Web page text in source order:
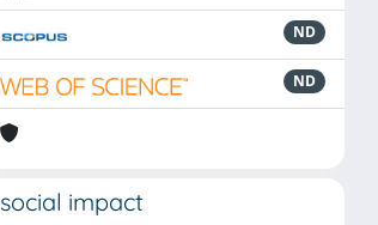
ND
ND
social impact